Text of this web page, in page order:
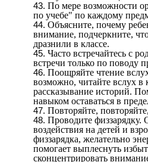
По мере возможности
по учебе" по каждому
Объясните, почему
внимание, подчеркните,
дразнили в классе.
Часто встречайтесь с
встречи только по поводу
Поощряйте чтение
возможно, читайте вслух в
рассказывание историй.
навыком оставаться в
Повторяйте,
Проводите
воздействия на детей и
физзарядка, желательно
помогает выплеснуть
сконцентрировать